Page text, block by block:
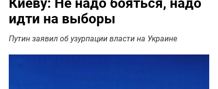
идти на выборы
Путин заявил об узурпации власти на Украине